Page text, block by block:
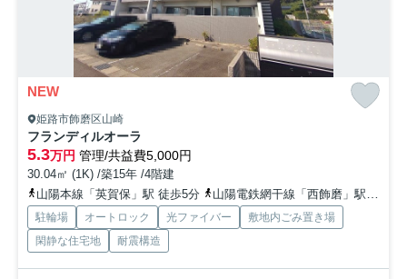
NEW
姫路市飾磨区山崎
フランディルオーラ
5.3万円 管理/共益費5,000円
30.04㎡ (1K) /築15年 /4階建
山陽本線「英賀保」駅 徒歩5分
山陽電鉄網干線「西飾磨」駅 徒歩23分
駐輪場 オートロック 光ファイバー
敷地内ごみ置き場
閑静な住宅地
耐震構造